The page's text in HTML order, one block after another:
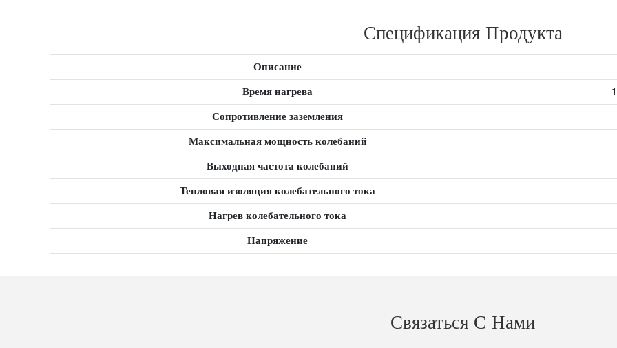
Спецификация Продукта
Описание
Время нагрева
Сопротивление заземления
Максимальная мощность колебаний
Выходная частота колебаний
Тепловая изоляция колебательного тока
Нагрев колебательного тока
Напряжение
Связаться С Нами